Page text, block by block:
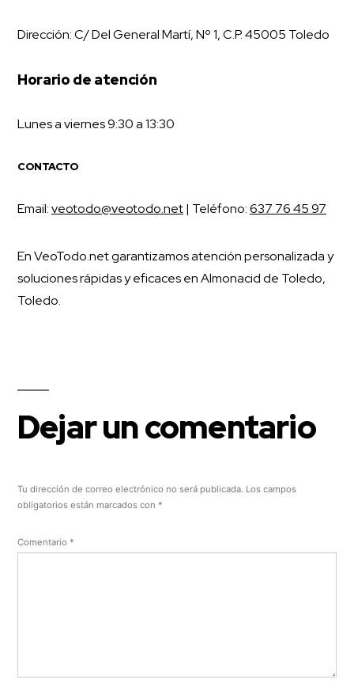
Dirección: C/ Del General Martí, Nº 1, C.P. 45005 Toledo
Horario de atención
Lunes a viernes 9:30 a 13:30
CONTACTO
Email:veotodo@veotodo.net| Teléfono:637 76 45 97
En VeoTodo.net garantizamos atención personalizada y
soluciones rápidas y eficaces en Almonacid de Toledo,
Toledo.
Dejar un comentario
Tu dirección de correo electrónico no será publicada. Los campos
obligatorios están marcados con *
Comentario *